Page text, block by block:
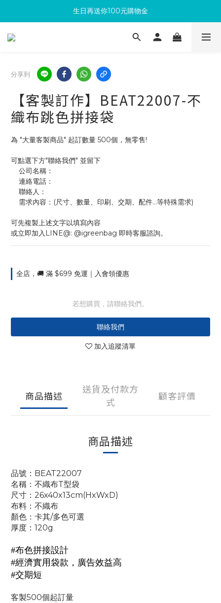
滿300回饋10%購物金
生日再送你100元購物金
加入成為新會員 馬上領取50元購物金
分享到
【客製訂作】BEAT22007-不
織布跳色拼接袋
為 "大量客製商品" 起訂數量 500個，無零售!
可點選下方"聯絡我們" 並留下
    公司名稱：
    連絡電話：
    聯絡人：
    需求內容：(尺寸、數量、印刷、交期、配件...等特殊需求)
可先複製上述文字以填寫內容
或立即加入LINE@: @igreenbag 即時客服諮詢。
全店，🚚 滿 $699 免運｜入會領優惠
若想購買，請聯絡我們。
聯絡我們
加入追蹤清單
商品描述
送貨及付款方
式
顧客評價
商品描述
品號：BEAT22007
名稱：不織布T型袋
尺寸：26x40x13cm(HxWxD)
布料：不織布
顏色：卡其/多色可選
厚度：120g
#布色拼接設計
#經濟實用袋款，廣告效益高
#交期短
客製500個起訂量